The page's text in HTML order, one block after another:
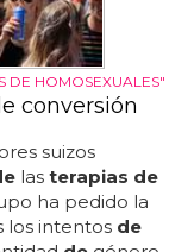
DE HOMOSEXUALES"
conversión
suizos
las terapias de
ha pedido la
los intentos de